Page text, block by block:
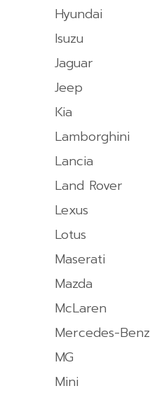
Hyundai
Isuzu
Jaguar
Jeep
Kia
Lamborghini
Lancia
Land Rover
Lexus
Lotus
Maserati
Mazda
McLaren
Mercedes-Benz
MG
Mini